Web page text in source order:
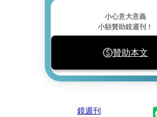
小心意大意義
小額贊助鏡週刊！
贊助本文
鏡週刊